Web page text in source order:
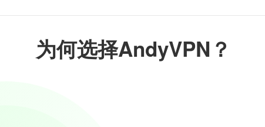
为何选择AndyVPN？